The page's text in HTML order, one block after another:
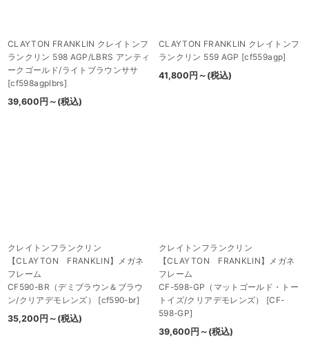
CLAYTON FRANKLIN クレイトンフ
ランクリン 598 AGP/LBRS アンティ
ークゴールド/ライトブラウンササ
[cf598agplbrs]
39,600 円 ～ (税込)
CLAYTON FRANKLIN クレイトンフ
ランクリン 559 AGP [cf559agp]
41,800 円 ～ (税込)
クレイトンフランクリン
【CLAYTON FRANKLIN】メガネ
フレーム
CF590-BR（デミブラウン＆ブラウ
ン/クリアデモレンズ）
[cf590-br]
35,200 円 ～ (税込)
クレイトンフランクリン
【CLAYTON FRANKLIN】メガネ
フレーム
CF-598-GP（マットゴールド・トー
トイズ/クリアデモレンズ）
[CF-
598-GP]
39,600 円 ～ (税込)